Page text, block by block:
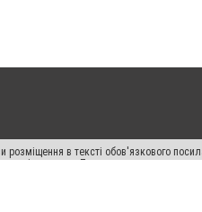
в тексті обов'язкового
джерела. Порушення виняткових